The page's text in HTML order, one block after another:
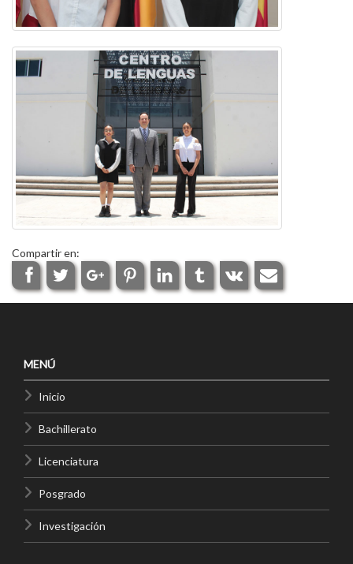
Compartir en:
MENÚ
Inicio
Bachillerato
Licenciatura
Posgrado
Investigación